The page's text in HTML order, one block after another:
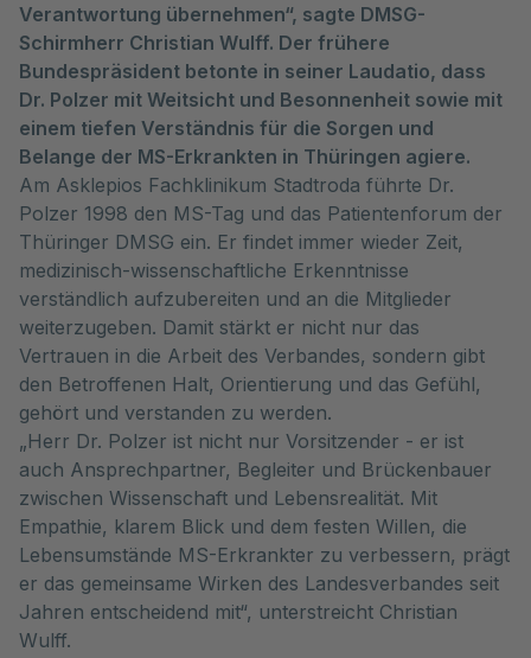
Verantwortung übernehmen“, sagte DMSG-
Schirmherr Christian Wulff. Der frühere
Bundespräsident betonte in seiner Laudatio, dass
Dr. Polzer mit Weitsicht und Besonnenheit sowie mit
einem tiefen Verständnis für die Sorgen und
Belange der MS-Erkrankten in Thüringen agiere.
Am Asklepios Fachklinikum Stadtroda führte Dr.
Polzer 1998 den MS-Tag und das Patientenforum der
Thüringer DMSG ein. Er findet immer wieder Zeit,
medizinisch-wissenschaftliche Erkenntnisse
verständlich aufzubereiten und an die Mitglieder
weiterzugeben. Damit stärkt er nicht nur das
Vertrauen in die Arbeit des Verbandes, sondern gibt
den Betroffenen Halt, Orientierung und das Gefühl,
gehört und verstanden zu werden.
„Herr Dr. Polzer ist nicht nur Vorsitzender - er ist
auch Ansprechpartner, Begleiter und Brückenbauer
zwischen Wissenschaft und Lebensrealität. Mit
Empathie, klarem Blick und dem festen Willen, die
Lebensumstände MS-Erkrankter zu verbessern, prägt
er das gemeinsame Wirken des Landesverbandes seit
Jahren entscheidend mit“, unterstreicht Christian
Wulff.